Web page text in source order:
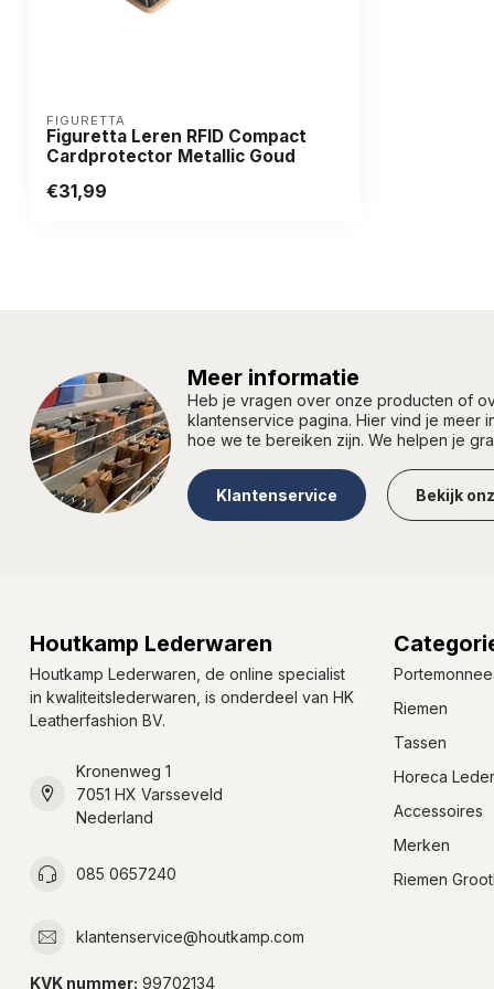
FIGURETTA
Figuretta Leren RFID Compact
Cardprotector Metallic Goud
€31,99
Meer informatie
Heb je vragen over onze producten of
klantenservice pagina. Hier vind je meer
hoe we te bereiken zijn. We helpen je
Klantenservice Bekijk
Houtkamp Lederwaren
Houtkamp Lederwaren, de online specialist
in kwaliteitslederwaren, is onderdeel van HK
Leatherfashion BV.
Kronenweg 1
7051 HX Varsseveld
Nederland
085 0657240
klantenservice@houtkamp.com
KVK nummer: 99702134
Riemen
Tassen
Horeca
Accessoires
Merken
Riemen